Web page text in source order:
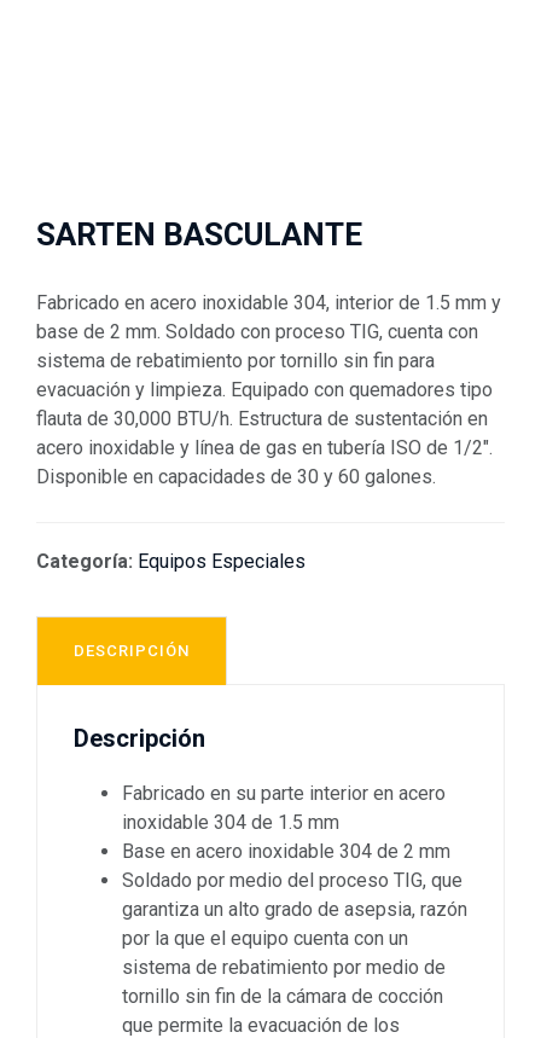
SARTEN BASCULANTE
Fabricado en acero inoxidable 304, interior de 1.5 mm y
base de 2 mm. Soldado con proceso TIG, cuenta con
sistema de rebatimiento por tornillo sin fin para
evacuación y limpieza. Equipado con quemadores tipo
flauta de 30,000 BTU/h. Estructura de sustentación en
acero inoxidable y línea de gas en tubería ISO de 1/2″.
Disponible en capacidades de 30 y 60 galones.
Categoría: Equipos Especiales
DESCRIPCIÓN
Descripción
Fabricado en su parte interior en acero
inoxidable 304 de 1.5 mm
Base en acero inoxidable 304 de 2 mm
Soldado por medio del proceso TIG, que
garantiza un alto grado de asepsia, razón
por la que el equipo cuenta con un
sistema de rebatimiento por medio de
tornillo sin fin de la cámara de cocción
que permite la evacuación de los